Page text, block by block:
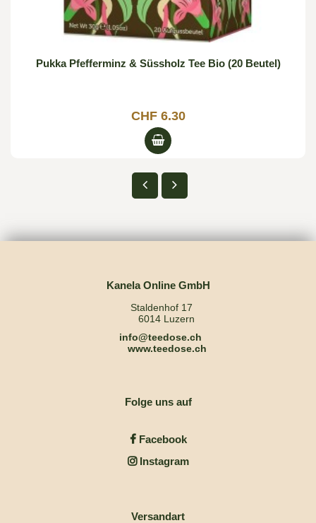
Pukka Pfefferminz & Süssholz Tee Bio (20 Beutel)
CHF 6.30
Kanela Online GmbH
Staldenhof 17
6014 Luzern
info@teedose.ch
www.teedose.ch
Folge uns auf
Facebook
Instagram
Versandart